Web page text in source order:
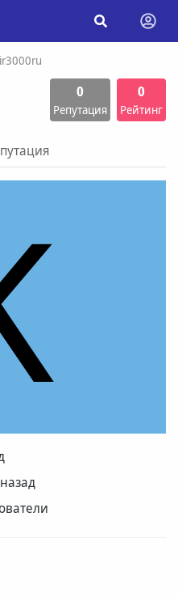
0
Репутация
0
Рейтинг